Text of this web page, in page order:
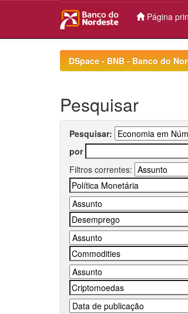
Página
DSpace - BNB - Banco do
Pesquisar
Pesquisar:
por
Filtros correntes: